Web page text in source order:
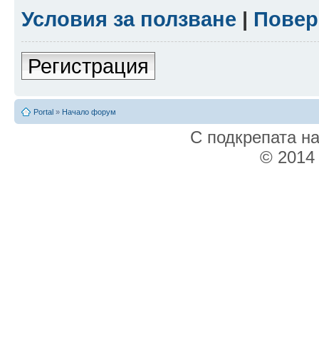
Условия за ползване |
Регистрация
Portal » Начало форум
С подкрепата
© 2014